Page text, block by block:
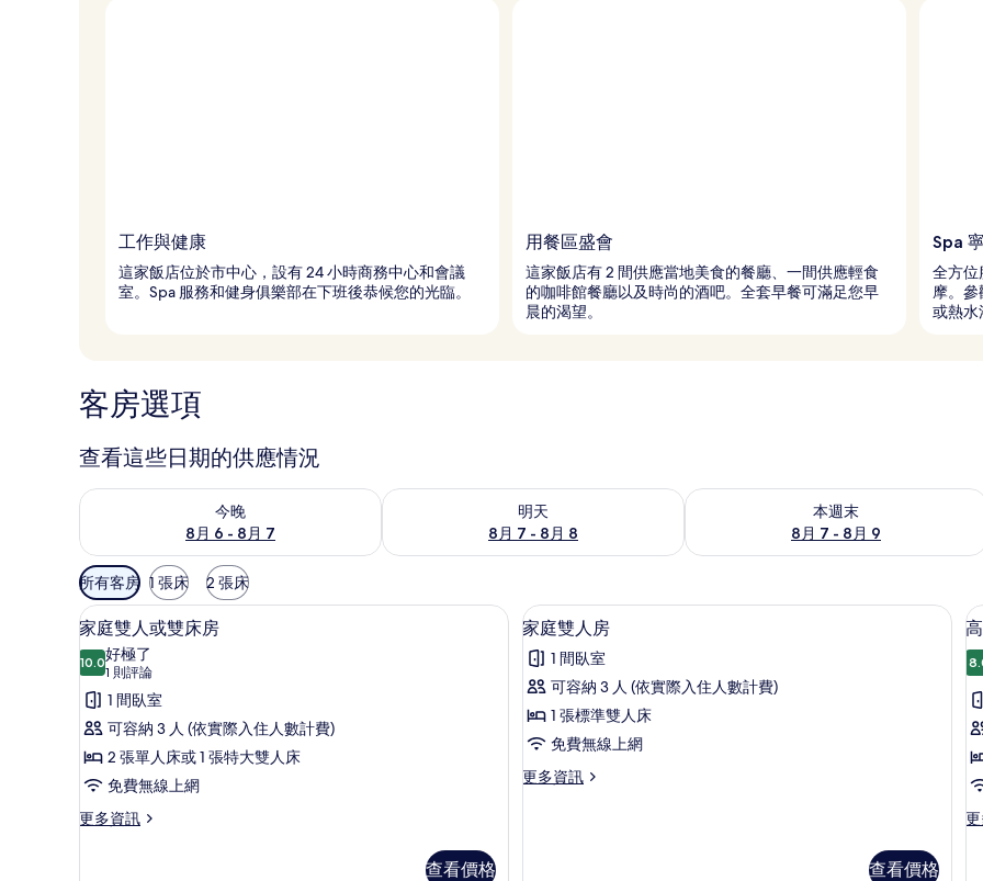
工作與健康
這家飯店位於市中心，設有 24 小時商務中心和會議
室。Spa 服務和健身俱樂部在下班後恭候您的光臨。
用餐區盛會
這家飯店有 2 間供應當地美食的餐廳、一間供應輕食
的咖啡館餐廳以及時尚的酒吧。全套早餐可滿足您早
晨的渴望。
Spa
全方位
摩。
或熱水
客房選項
查看這些日期的供應情況
今晚
8月 6 - 8月 7
查看今晚 (8月 6 - 8月 7) 的供應情況
明天
8月 7 - 8月 8
查看明天 (8月 7 - 8月 8) 的供應情況
本週末
8月 7 - 8月 9
查看本週末 (8月 7 - 8月 9) 的供應情況
可
用
的
客
房
篩
選
件
所有客房 1 張床 2 張床
顯
示
家
庭
雙
人
或
雙
家庭雙人或雙床房 | 客房內保險箱、書桌、熨斗/熨衣板、免費無線上網
4
家庭雙人或雙床房
10.010.0 分，滿分 10 分
好極了
1 則評論
(1
則
評
論)
1 間臥室
可容納 3 人 (依實際入住人數計費)
2 張單人床或 1 張特大雙人床
免費無線上網
更多資訊
更
查看價格
顯
示
家
庭
雙
房
家庭雙人房 | 客房內保險箱、書桌、熨
5
家庭雙人房
1 間臥室
可容納 3 人 (依實際入住人數計費)
1 張標準雙人床
免費無線上網
更多資訊
更
查看價格
更